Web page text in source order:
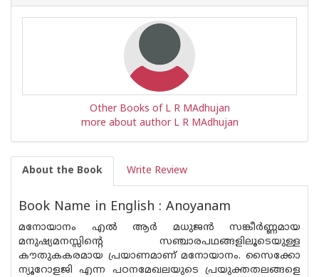
Other Books of L R MAdhujan
more about author L R MAdhujan
About the Book Write Review
Book Name in English : Anoyanam
മനോയാനം എൽ ആർ മധുജൻ സങ്കീർണ്ണമായ
മനുഷ്യമനസ്സിൻ്റെ സഞ്ചാരപഥങ്ങളിലൂടെയുള്ള
കൗതുകകരമായ പ്രയാണമാണ് മനോയാനം. സൈക്കോ
ന്യൂറോളജി എന്ന പഠനമേഖലയുടെ പ്രയുക്തതലങ്ങളെ